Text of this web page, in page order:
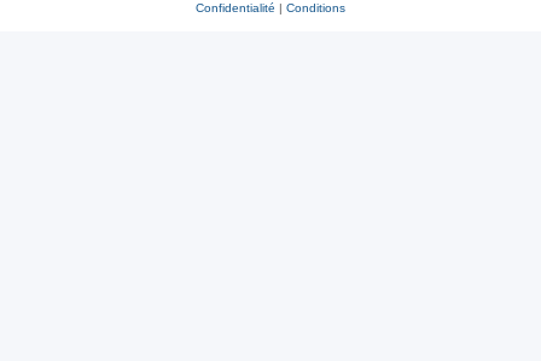
Confidentialité | Conditions